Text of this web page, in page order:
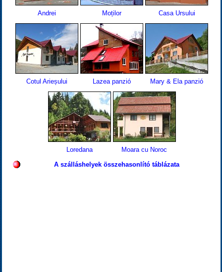
Andrei Moților Casa Ursului
Cotul Arieșului Lazea panzió Mary & Ela panzió
Loredana
Moara cu Noroc
A szálláshelyek összehasonlító táblázata